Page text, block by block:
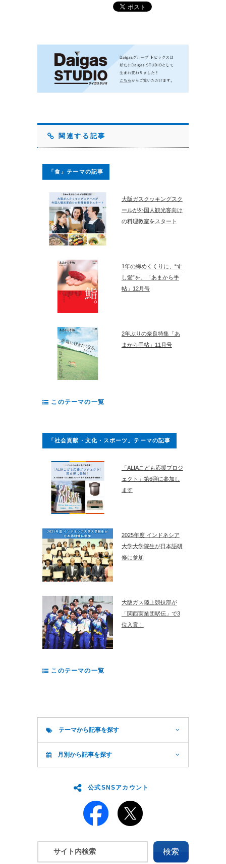
関連する記事
「食」テーマの記事
大阪ガスクッキングスク
ールが外国人観光客向け
の料理教室をスタート
1年の締めくくりに、“す
し愛”を。「あまから手
帖」12月号
2年ぶりの奈良特集「あ
まから手帖」11月号
このテーマの一覧
「社会貢献・文化・スポーツ」テーマの記事
「ALIAこども応援プロジ
ェクト」第6弾に参加し
ます
2025年度 インドネシア
大学大学院生が日本語研
修に参加
大阪ガス陸上競技部が
「関西実業団駅伝」で3
位入賞！
このテーマの一覧
テーマから記事を探す
月別から記事を探す
公式SNSアカウント